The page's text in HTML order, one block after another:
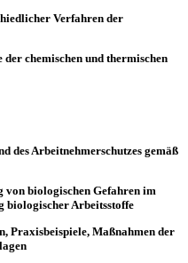
Verfahren der
chemischen und thermischen
des Arbeitnehmerschutzes gemäß
von biologischen Gefahren im
biologischer Arbeitsstoffe
Praxisbeispiele, Maßnahmen der